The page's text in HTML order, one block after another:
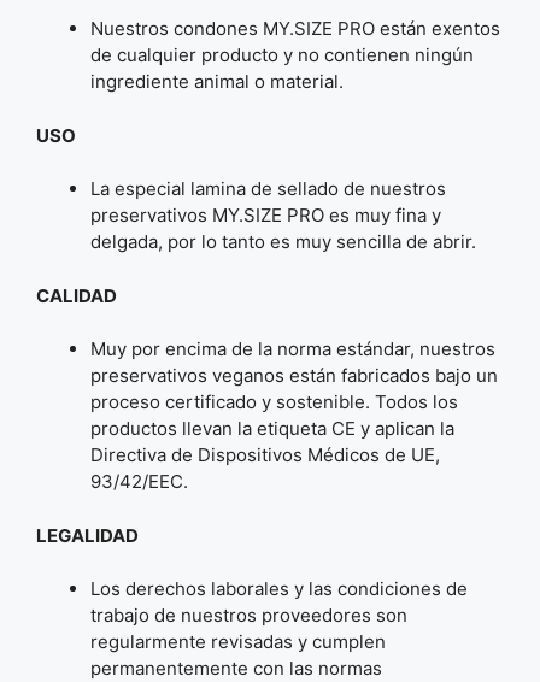
Nuestros condones MY.SIZE PRO están exentos
de cualquier producto y no contienen ningún
ingrediente animal o material.
USO
La especial lamina de sellado de nuestros
preservativos MY.SIZE PRO es muy fina y
delgada, por lo tanto es muy sencilla de abrir.
CALIDAD
Muy por encima de la norma estándar, nuestros
preservativos veganos están fabricados bajo un
proceso certificado y sostenible. Todos los
productos llevan la etiqueta CE y aplican la
Directiva de Dispositivos Médicos de UE,
93/42/EEC.
LEGALIDAD
Los derechos laborales y las condiciones de
trabajo de nuestros proveedores son
regularmente revisadas y cumplen
permanentemente con las normas